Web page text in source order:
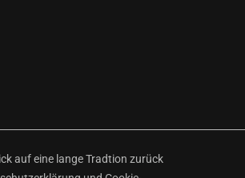
auf eine lange Tradtion zurück